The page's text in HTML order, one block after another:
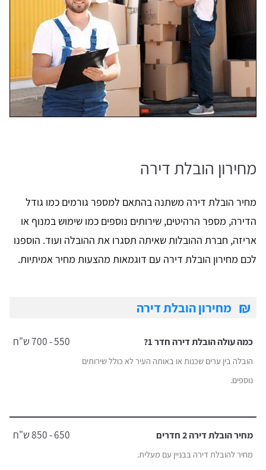
מחירון הובלת דירה
מחיר הובלת דירה משתנה בהתאם למספר גורמים כמו גודל
הדירה, מספר הרהיטים, שירותים נוספים כמו שימוש במנוף או
אריזה, חברת ההובלות שאיתה תסגרו את ההובלה ועוד. הוספנו
לכם מחירון הובלת דירה עם דוגמאות מהצעות מחיר אמיתיות.
₪ מחירון הובלת דירה
כמה עולה הובלת דירה חדר 1?
הובלה בין ערים שכנות או באותה העיר לא כולל שירותים
נוספים.
550 - 700 ש"ח
מחיר הובלת דירה 2 חדרים
מחיר להובלת דירה בבניין עם מעלית.
650 - 850 ש"ח